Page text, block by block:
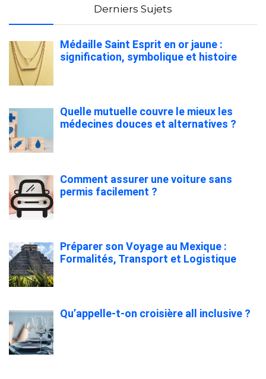
Derniers Sujets
Médaille Saint Esprit en or jaune :
signification, symbolique et histoire
Quelle mutuelle couvre le mieux les
médecines douces et alternatives ?
Comment assurer une voiture sans
permis facilement ?
Préparer son Voyage au Mexique :
Formalités, Transport et Logistique
Qu’appelle-t-on croisière all inclusive ?